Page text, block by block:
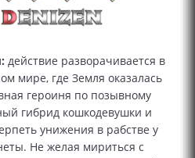
действие разворачивается в
мире, где Земля оказалась
героиня по позывному
гибрид кошкодевушки и
унижения в рабстве у
Не желая мириться с